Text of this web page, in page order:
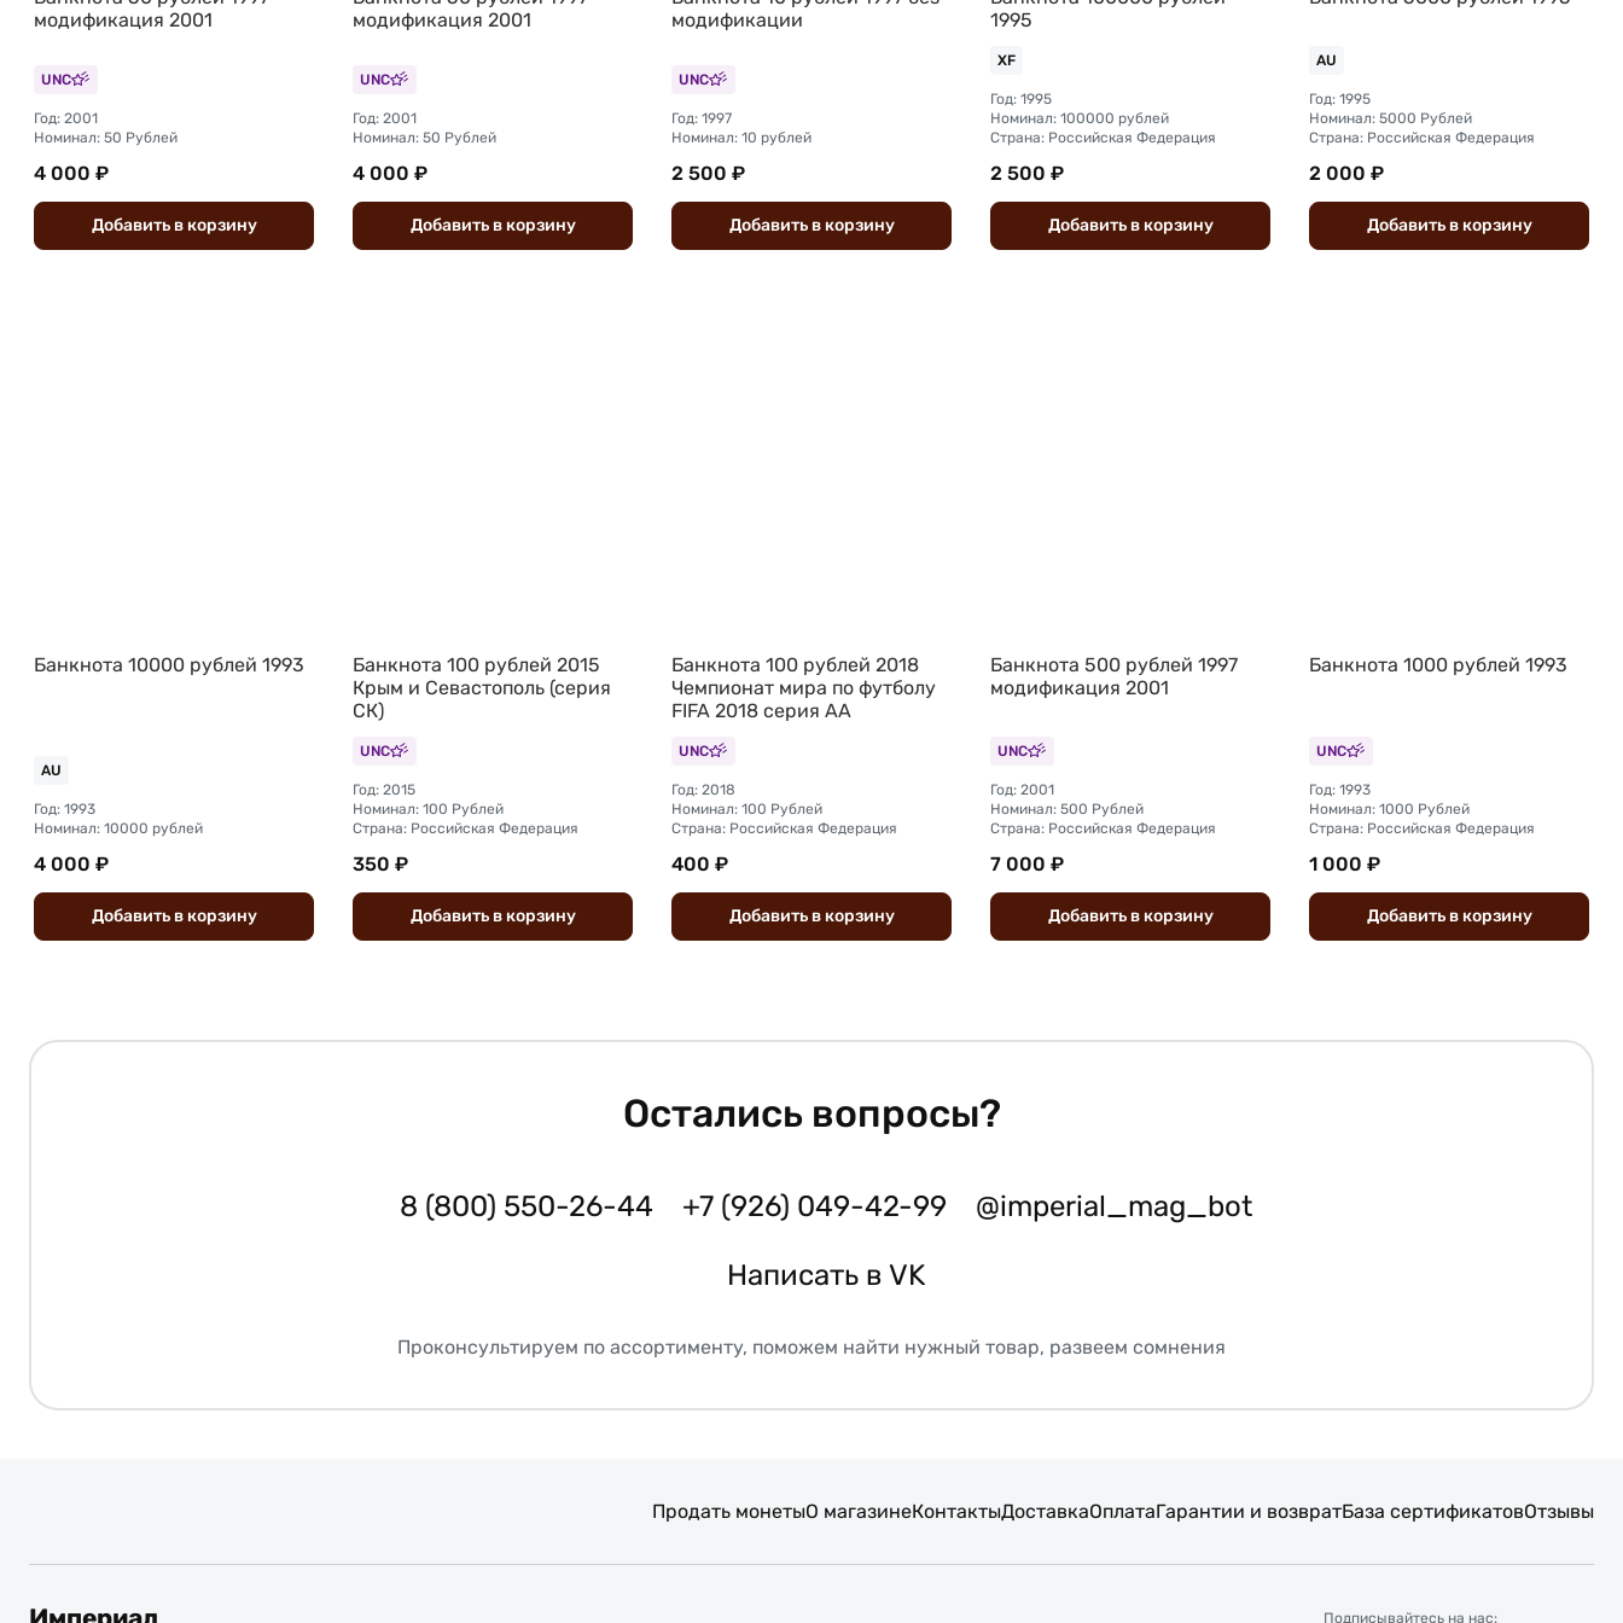
модификация 2001
UNC
Год: 2001
Номинал: 50 Рублей
4 000 ₽
Добавить вкорзину
модификация 2001
UNC
Год: 2001
Номинал: 50 Рублей
4 000 ₽
Добавить вкорзину
модификации
UNC
Год: 1997
Номинал: 10 рублей
2 500 ₽
Добавить вкорзину
1995
XF
Год: 1995
Номинал: 100000 рублей
Страна: Российская Федерация
2 500 ₽
Добавить вкорзину
AU
Год: 1995
Номинал: 5000 Рублей
Страна: Российская Федерация
2 000 ₽
Добавить вкорзину
Банкнота 10000 рублей 1993
AU
Год: 1993
Номинал: 10000 рублей
4 000 ₽
Добавить вкорзину
Банкнота 100 рублей 2015
Крым и Севастополь (серия
СК)
UNC
Год: 2015
Номинал: 100 Рублей
Страна: Российская Федерация
350 ₽
Добавить вкорзину
Банкнота 100 рублей 2018
Чемпионат мира по футболу
FIFA 2018 серия АА
UNC
Год: 2018
Номинал: 100 Рублей
Страна: Российская Федерация
400 ₽
Добавить вкорзину
Банкнота 500 рублей 1997
модификация 2001
UNC
Год: 2001
Номинал: 500 Рублей
Страна: Российская Федерация
7 000 ₽
Добавить вкорзину
Банкнота 1000 рублей 1993
UNC
Год: 1993
Номинал: 1000 Рублей
Страна: Российская Федерация
1 000 ₽
Добавить вкорзину
Остались вопросы?
8 (800) 550-26-44 +7 (926) 049-42-99 @imperial_mag_bot
Написать в VK
Проконсультируем по ассортименту, поможем найти нужный товар, развеем сомнения
Продать монетыО магазинеКонтактыДоставкаОплатаГарантии и возвратБаза сертификатовОтзывы
Подписывайтесь на нас: